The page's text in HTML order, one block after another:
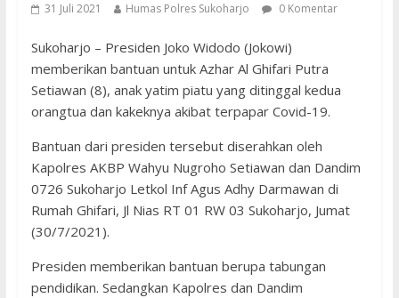
31 Juli 2021 Humas Polres Sukoharjo 0 Komentar
Sukoharjo – Presiden Joko Widodo (Jokowi)
memberikan bantuan untuk Azhar Al Ghifari Putra
Setiawan (8), anak yatim piatu yang ditinggal kedua
orangtua dan kakeknya akibat terpapar Covid-19.
Bantuan dari presiden tersebut diserahkan oleh
Kapolres AKBP Wahyu Nugroho Setiawan dan Dandim
0726 Sukoharjo Letkol Inf Agus Adhy Darmawan di
Rumah Ghifari, Jl Nias RT 01 RW 03 Sukoharjo, Jumat
(30/7/2021).
Presiden memberikan bantuan berupa tabungan
pendidikan. Sedangkan Kapolres dan Dandim